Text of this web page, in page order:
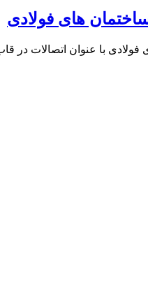
های فولادی
فولادی با عنوان اتصالات